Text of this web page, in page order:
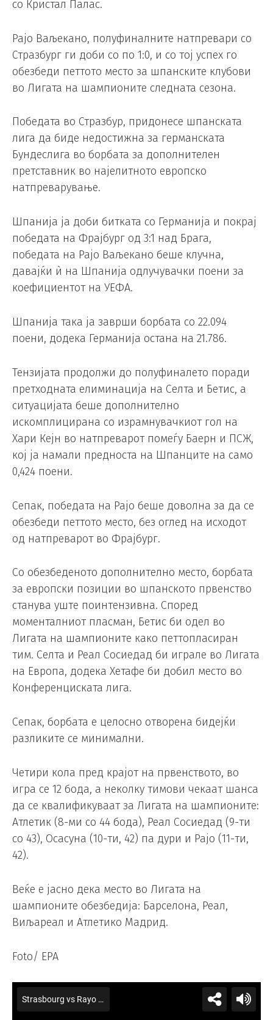
со Кристал Палас.
Рајо Ваљекано, полуфиналните натпревари со
Стразбург ги доби со по 1:0, и со тој успех го
обезбеди петтото место за шпанските клубови
во Лигата на шампионите следната сезона.
Победата во Стразбур, придонесе шпанската
лига да биде недостижна за германската
Бундеслига во борбата за дополнителен
претставник во најелитното европско
натпреварување.
Шпанија ја доби битката со Германија и покрај
победата на Фрајбург од 3:1 над Брага,
победата на Рајо Ваљекано беше клучна,
давајќи ѝ на Шпанија одлучувачки поени за
коефициентот на УЕФА.
Шпанија така ја заврши борбата со 22.094
поени, додека Германија остана на 21.786.
Тензијата продолжи до полуфиналето поради
претходната елиминација на Селта и Бетис, а
ситуацијата беше дополнително
искомплицирана со израмнувачкиот гол на
Хари Кејн во натпреварот помеѓу Баерн и ПСЖ,
кој ја намали предноста на Шпанците на само
0,424 поени.
Сепак, победата на Рајо беше доволна за да се
обезбеди петтото место, без оглед на исходот
од натпреварот во Фрајбург.
Со обезбеденото дополнително место, борбата
за европски позиции во шпанското првенство
станува уште поинтензивна. Според
моменталниот пласман, Бетис би одел во
Лигата на шампионите како петтопласиран
тим. Селта и Реал Сосиедад би играле во Лигата
на Европа, додека Хетафе би добил место во
Конференциската лига.
Сепак, борбата е целосно отворена бидејќи
разликите се минимални.
Четири кола пред крајот на првенството, во
игра се 12 бода, а неколку тимови чекаат шанса
да се квалификуваат за Лигата на шампионите:
Атлетик (8-ми со 44 бода), Реал Сосиедад (9-ти
со 43), Осасуна (10-ти, 42) па дури и Рајо (11-ти,
42).
Веќе е јасно дека место во Лигата на
шампионите обезбедија: Барселона, Реал,
Виљареал и Атлетико Мадрид.
Foto/ EPA